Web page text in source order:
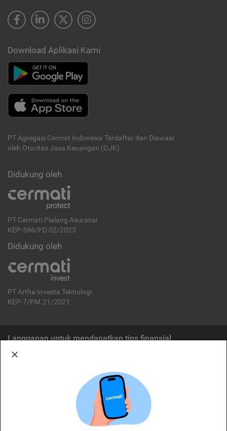
Download Aplikasi Kami
PT Agregasi Cermat Indonesia Terdaftar dan Diawasi
oleh Otoritas Jasa Keuangan (OJK)
Didukung oleh
PT Cermati Pialang Asuransi
KEP-596/PD.02/2025
Didukung oleh
PT Artha Investa Teknologi
KEP-7/PM.21/2021
Langganan untuk mendapatkan tips finansial
Cermati merupakan penyelenggara agregasi jasa keuangan yang terdaftar di
OJK. Oleh karena itu, produk dan/atau layanan jasa keuangan yang
ditawarkan bukan merupakan produk dan/atau layanan jasa keuangan yang
diterbitkan oleh Cermati dan Cermati tidak bertanggung jawab atas tuntutan